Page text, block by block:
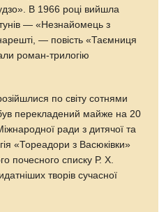
В 1966 році вийшла
— «Незнайомець з
— повість «Таємниця
роман-трилогію
по світу сотнями
перекладений майже на 20
ради з дитячої та
«Тореадори з Васюківки»
почесного списку Р. Х.
творів сучасної